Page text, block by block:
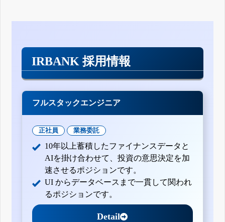
IRBANK 採用情報
フルスタックエンジニア
正社員 業務委託
10年以上蓄積したファイナンスデータと
AIを掛け合わせて、投資の意思決定を加
速させるポジションです。
UI からデータベースまで一貫して関われ
るポジションです。
Detail